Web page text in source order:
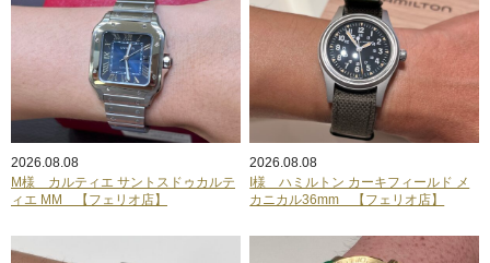
2026.08.08
M様 カルティエ サントスドゥカルテ
ィエ MM 【フェリオ店】
2026.08.08
I様 ハミルトン カーキフィールド メ
カニカル36mm 【フェリオ店】